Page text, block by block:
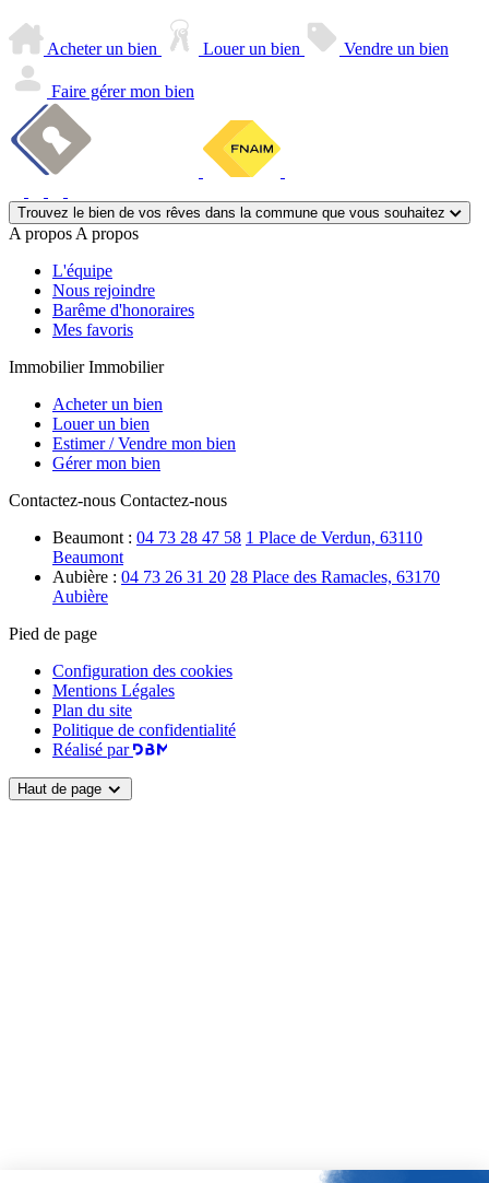
Acheter un bien Louer un bien Vendre un bien
Faire gérer mon bien
Trouvez le bien de vos rêves dans la commune que vous souhaitez
A propos A propos
L'équipe
Nous rejoindre
Barême d'honoraires
Mes favoris
Immobilier Immobilier
Acheter un bien
Louer un bien
Estimer / Vendre mon bien
Gérer mon bien
Contactez-nous Contactez-nous
Beaumont : 04 73 28 47 58 1 Place de Verdun, 63110
Beaumont
Aubière : 04 73 26 31 20 28 Place des Ramacles, 63170
Aubière
Pied de page
Configuration des cookies
Mentions Légales
Plan du site
Politique de confidentialité
Réalisé par
Haut de page